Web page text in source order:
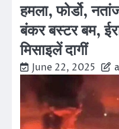
हमला, फोर्डो,
बंकर बस्टर बम,
मिसाइलें दागीं
June 22, 2025